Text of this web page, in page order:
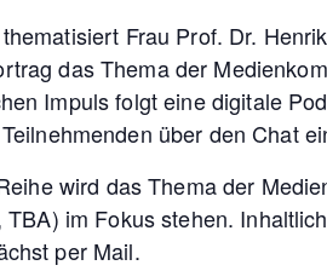
Frau Prof. Dr.
das Thema der
Impuls folgt eine digitale
über den Chat
wird das Thema der
im Fokus stehen.
per Mail.